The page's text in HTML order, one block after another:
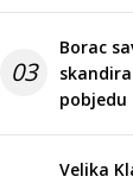
03
Borac
pobjedu
Velika